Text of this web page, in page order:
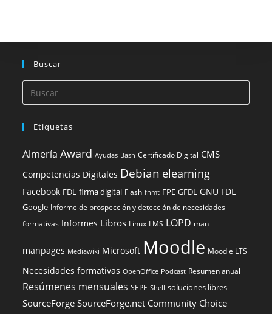
Buscar
Etiquetas
Almería Award Ayudas Bash Certificado Digital CMS
Competencias Digitales Debian elearning
Facebook FDL firma digital Flash fnmt FPE GFDL GNU FDL
Google Informe de prospección y detección de necesidades
formativas Informes Libros Linux LMS LOPD man
manpages Mediawiki Microsoft Moodle Moodle LTS
Necesidades formativas OpenOffice Podcast Resumen anual
Resúmenes mensuales SEPE Shell soluciones libres
SourceForge SourceForge.net Community Choice